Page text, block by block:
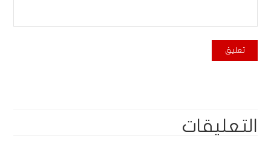
التعليقات